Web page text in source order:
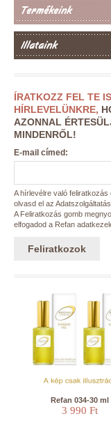
Termékeink
Illataink
ÍRATKOZZ FEL TE IS
HÍRLEVELÜNKRE,
AZONNAL
MINDENRŐL!
E-mail címed:
A hírlevélre való feliratkozás
olvasd el az
A Feliratkozás gomb
elfogadod a Refan
Feliratkozok
Refan 034-30 ml
3 990 Ft